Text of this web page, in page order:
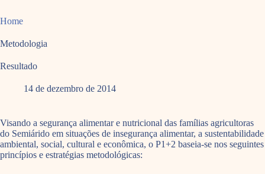
Home
Metodologia
Resultado
14 de dezembro de 2014
Visando a segurança alimentar e nutricional das famílias agricultoras
do Semiárido em situações de insegurança alimentar, a sustentabilidade
ambiental, social, cultural e econômica, o P1+2 baseia-se nos seguintes
princípios e estratégias metodológicas: